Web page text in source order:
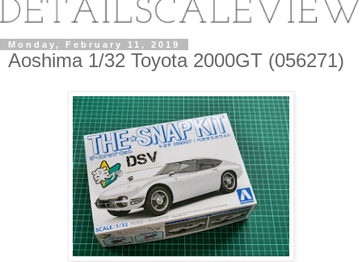
Monday, February 11, 2019
Aoshima 1/32 Toyota 2000GT (056271)